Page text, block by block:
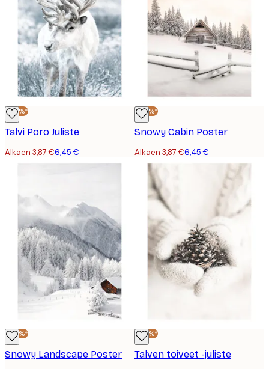
-40%*
Talvi Poro Juliste
Alkaen 3,87 €6,45 €
-40%*
Snowy Cabin Poster
Alkaen 3,87 €6,45 €
-40%*
Snowy Landscape Poster
-40%*
Talven toiveet -juliste